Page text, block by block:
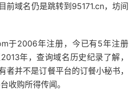
前域名仍是跳转到95171.cn，坊间
于2006年注册，今已有5年注册
年，查询域名历史纪录了解，
并不是订餐平台的订餐小秘书，
收购所得传闻。